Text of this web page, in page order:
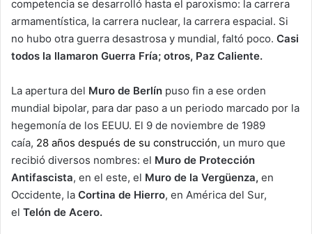
competencia se desarrolló hasta el paroxismo: la carrera
armamentística, la carrera nuclear, la carrera espacial. Si
no hubo otra guerra desastrosa y mundial, faltó poco. Casi
todos la llamaron Guerra Fría; otros, Paz Caliente.
La apertura del Muro de Berlín puso fin a ese orden
mundial bipolar, para dar paso a un periodo marcado por la
hegemonía de los EEUU. El 9 de noviembre de 1989
caía, 28 años después de su construcción, un muro que
recibió diversos nombres: el Muro de Protección
Antifascista, en el este, el Muro de la Vergüenza, en
Occidente, la Cortina de Hierro, en América del Sur,
el Telón de Acero.